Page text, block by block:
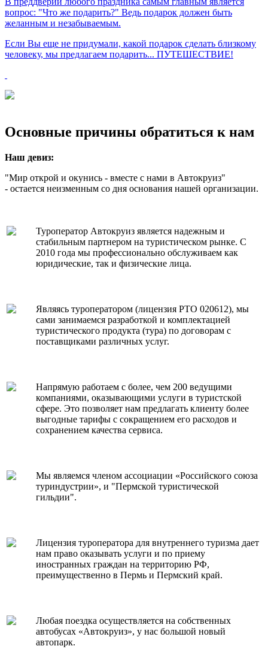
вопрос: "Что же подарить?" Ведь подарок должен быть
желанным и незабываемым.
Если Вы еще не придумали, какой подарок сделать близкому
человеку, мы предлагаем подарить... ПУТЕШЕСТВИЕ!
Основные причины обратиться к нам
Наш девиз:
"Мир открой и окунись - вместе с нами в Автокруиз"
- остается неизменным со дня основания нашей организации.
Туроператор Автокруиз является надежным и
стабильным партнером на туристическом рынке. С
2010 года мы профессионально обслуживаем как
юридические, так и физические лица.
Являясь туроператором (лицензия РТО 020612), мы
сами занимаемся разработкой и комплектацией
туристического продукта (тура) по договорам с
поставщиками различных услуг.
Напрямую работаем с более, чем 200 ведущими
компаниями, оказывающими услуги в туристской
сфере. Это позволяет нам предлагать клиенту более
выгодные тарифы с сокращением его расходов и
сохранением качества сервиса.
Мы являемся членом ассоциации «Российского союза
туриндустрии», и "Пермской туристической
гильдии".
Лицензия туроператора для внутреннего туризма дает
нам право оказывать услуги и по приему
иностранных граждан на территорию РФ,
преимущественно в Пермь и Пермский край.
Любая поездка осуществляется на собственных
автобусах «Автокруиз», у нас большой новый
автопарк.